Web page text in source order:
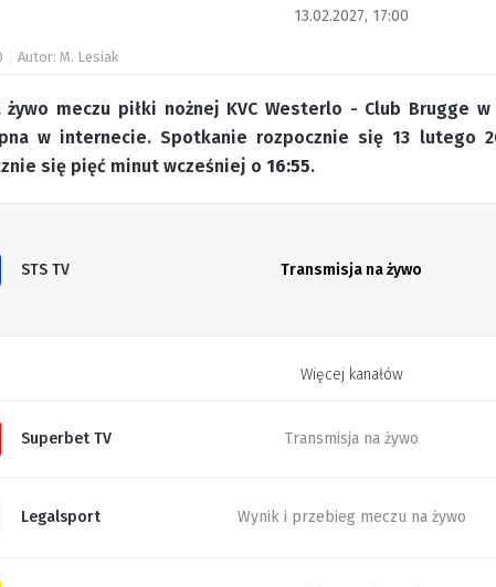
13.02.2027, 17:00
Autor: M. Lesiak
żywo meczu piłki nożnej KVC Westerlo - Club Brugge
w internecie. Spotkanie rozpocznie się 13 lutego
się pięć minut wcześniej o 16:55.
STS TV Transmisja na żywo
Więcej kanałów
Superbet TV Transmisja na żywo
Legalsport Wynik i przebieg meczu na żywo